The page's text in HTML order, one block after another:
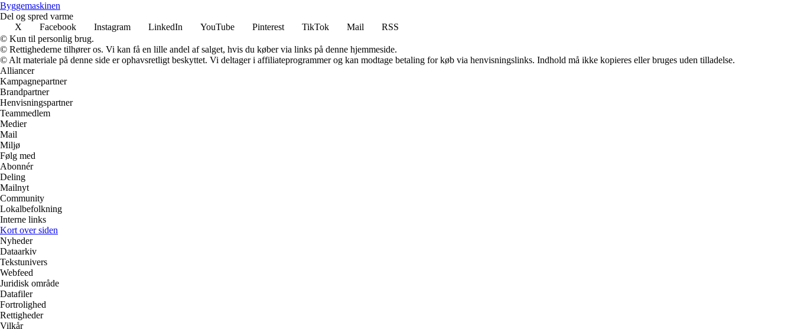
Byggemaskinen
Del og spred varme
X
Facebook Instagram LinkedIn YouTube Pinterest TikTok Mail
RSS
© Kun til personlig brug.
© Rettighederne tilhører os. Vi kan få en lille andel af salget, hvis du køber via links på denne hjemmeside.
© Alt materiale på denne side er ophavsretligt beskyttet. Vi deltager i affiliateprogrammer og kan modtage betaling for køb via henvisningslinks. Indhold må ikke kopieres eller bruges uden tilladelse.
Alliancer
Kampagnepartner
Brandpartner
Henvisningspartner
Teammedlem
Medier
Mail
Miljø
Følg med
Abonnér
Deling
Mailnyt
Community
Lokalbefolkning
Interne links
Kort over siden
Nyheder
Dataarkiv
Tekstunivers
Webfeed
Juridisk område
Datafiler
Fortrolighed
Rettigheder
Vilkår